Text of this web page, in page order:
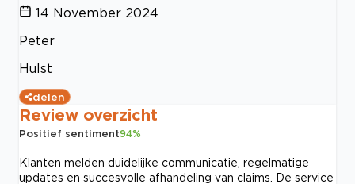
14 November 2024
Peter
Hulst
delen
Review overzicht
Positief sentiment94%
Klanten melden duidelijke communicatie, regelmatige
updates en succesvolle afhandeling van claims. De service